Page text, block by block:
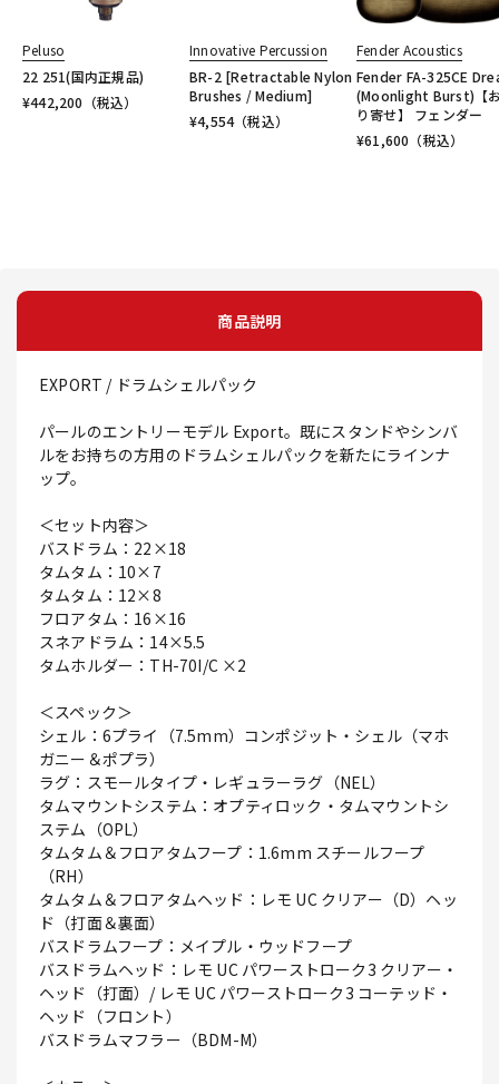
Peluso
22 251(国内正規品)
¥442,200 （税込）
Innovative Percussion
BR-2 [Retractable Nylon
Brushes / Medium]
¥4,554（税込）
Fender Acoustics
Fender FA-325CE
(Moonlight Burst)【
り寄せ】 フェンダー
¥61,600 （税込）
商品説明
EXPORT / ドラムシェルパック
パールのエントリーモデル Export。既にスタンドやシンバ
ルをお持ちの方用のドラムシェルパックを新たにラインナ
ップ。
＜セット内容＞
バスドラム：22×18
タムタム：10×7
タムタム：12×8
フロアタム：16×16
スネアドラム：14×5.5
タムホルダー：TH-70I/C ×2
＜スペック＞
シェル：6プライ（7.5mm）コンポジット・シェル（マホ
ガニー＆ポプラ）
ラグ：スモールタイプ・レギュラーラグ（NEL）
タムマウントシステム：オプティロック・タムマウントシ
ステム（OPL）
タムタム＆フロアタムフープ：1.6mm スチールフープ
（RH）
タムタム＆フロアタムヘッド：レモ UC クリアー（D）ヘッ
ド（打面＆裏面）
バスドラムフープ：メイプル・ウッドフープ
バスドラムヘッド：レモ UC パワーストローク3 クリアー・
ヘッド（打面）/ レモ UC パワーストローク3 コーテッド・
ヘッド（フロント）
バスドラムマフラー（BDM-M）